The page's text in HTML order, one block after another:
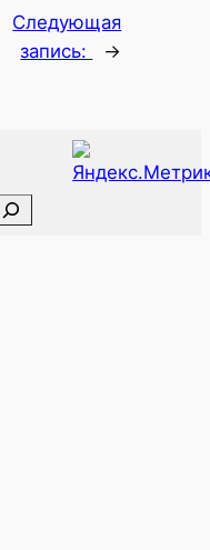
Следующая
запись:
→